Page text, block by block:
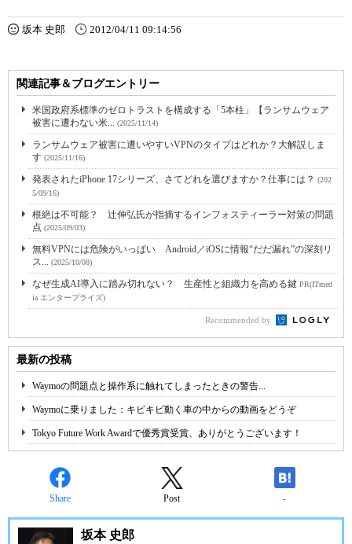
坂本 史郎 2012/04/11 09:14:56
関連記事＆ブログエントリー
米国政府系標準のゼロトラストを構成する「5本柱」【ランサムウェア
被害に遭わない米...
(2025/11/14)
ランサムウェア被害に遭いやすいVPNのタイプはどれか？大解説しま
す (2025/11/16)
発表されたiPhone 17シリーズ、さてどれを選びますか？仕事には？ (202
5/09/16)
根絶は不可能？ 辻伸弘氏が指摘するインフォスティーラー対策の問題
点 (2025/09/03)
無料VPNには危険がいっぱい Android／iOSに情報“だだ漏れ”の深刻リ
ス...
(2025/10/08)
なぜ生成AI導入に踏み切れない？ 生産性と組織力を高める鍵 PR(ITmed
ia エンタープライズ)
Recommended by
最新の投稿
Waymoの問題点と操作系に触れてしまったときの警告...
Waymoに乗りました：キビキビ動く車の中からの動画をどうぞ
Tokyo Future Work Awardで優秀賞受賞、ありがとうございます！
Share Post -
坂本 史郎